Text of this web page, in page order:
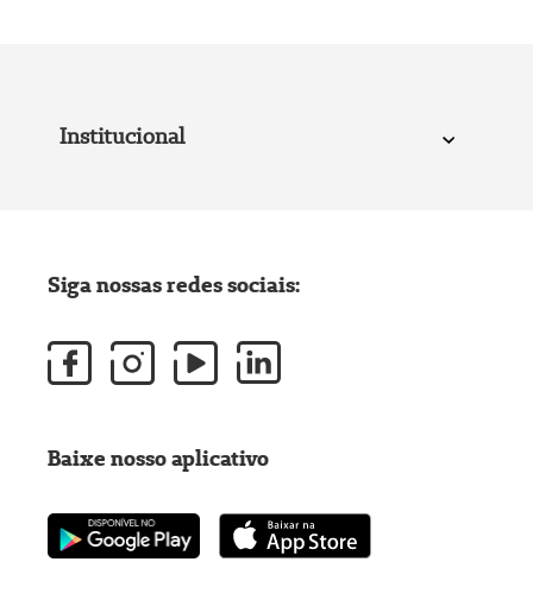
Institucional
Siga nossas redes sociais:
Baixe nosso aplicativo